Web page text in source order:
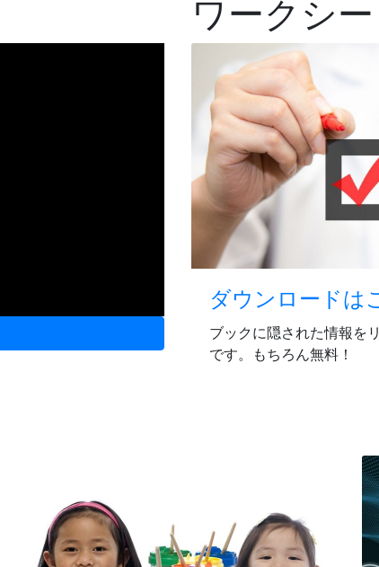
ワークシ
ダウンロードは
ブックに隠された情報を
です。もちろん無料！